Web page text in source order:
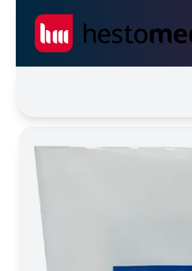
Seiwert GmbH